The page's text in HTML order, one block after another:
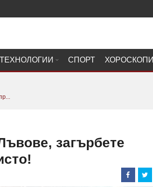
ТЕХНОЛОГИИ СПОРТ ХОРОСКОПИ
загърбете